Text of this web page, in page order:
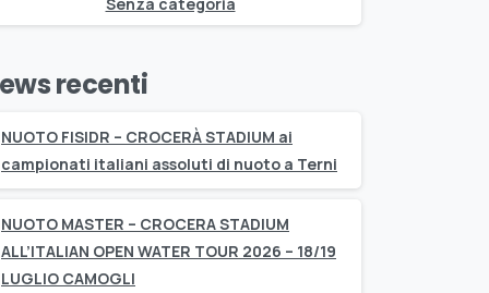
recenti
NUOTO FISIDR – CROCERÀ STADIUM ai
campionati italiani assoluti di nuoto a Terni
NUOTO MASTER – CROCERA STADIUM
ALL’ITALIAN OPEN WATER TOUR 2026 – 18/19
LUGLIO CAMOGLI